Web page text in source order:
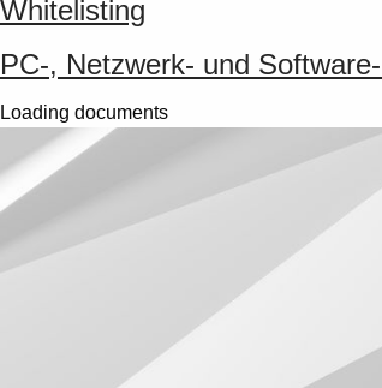
Whitelisting
PC-, Netzwerk- und
Loading documents